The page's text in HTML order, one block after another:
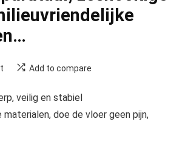
Add to compare
veilig en stabiel
materialen, doe de vloer geen pijn,